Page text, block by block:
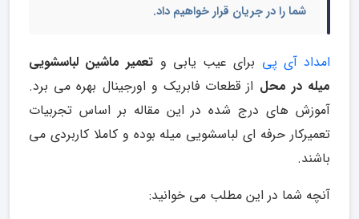
شما را در جریان قرار خواهیم داد.
امداد آی پی برای عیب یابی و تعمیر ماشین لباسشویی
میله در محل از قطعات فابریک و اورجینال بهره می برد.
آموزش های درج شده در این مقاله بر اساس تجربیات
تعمیرکار حرفه ای لباسشویی میله بوده و کاملا کاربردی می
باشند.
آنچه شما در این مطلب می خوانید: